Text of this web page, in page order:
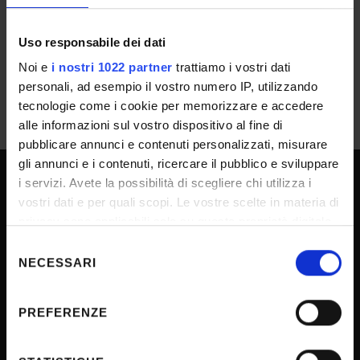
Uso responsabile dei dati
Noi e i nostri 1022 partner trattiamo i vostri dati
personali, ad esempio il vostro numero IP, utilizzando
tecnologie come i cookie per memorizzare e accedere
alle informazioni sul vostro dispositivo al fine di
pubblicare annunci e contenuti personalizzati, misurare
gli annunci e i contenuti, ricercare il pubblico e sviluppare
i servizi. Avete la possibilità di scegliere chi utilizza i
vostri dati e per quali scopi. Le vostre scelte in materia di
modificare o revocare il proprio consenso in qualsiasi
momento dalla Dichiarazione sui cookie o facendo clic
delNECESSARI
PREFERENZE
UNIVERSITY SERVICES
Transparency
Job vacancies